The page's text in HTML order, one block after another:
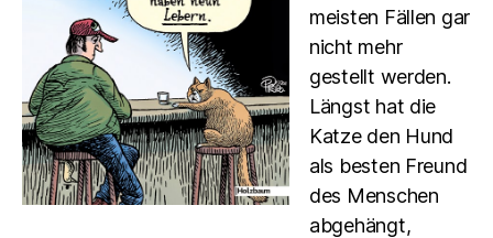
meisten Fällen gar
nicht mehr
gestellt werden.
Längst hat die
Katze den Hund
als besten Freund
des Menschen
abgehängt,